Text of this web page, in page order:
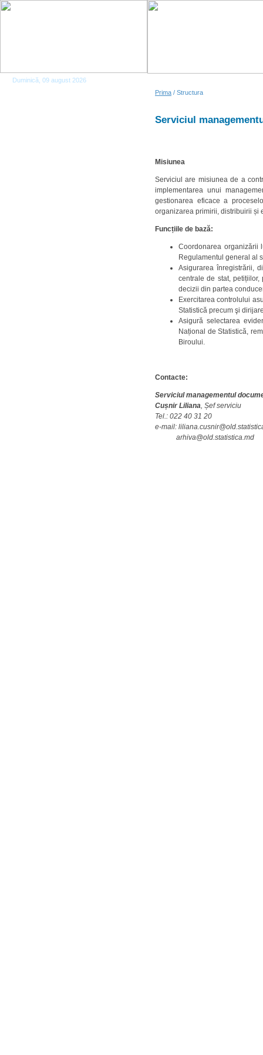
Duminică, 09 august 2026
Prima / Structura
Serviciul
Misiunea
Serviciul are misiunea de a
implementarea unui
gestionarea eficace a
organizarea primirii, distribuirii și
Funcțiile de bază:
Coordonarea organizării
Regulamentul general al
Asigurarea înregistrării,
centrale de stat,
decizii din partea
Exercitarea controlului
Statistică precum şi
Asigură selectarea
Național de Statistică,
Biroului.
Contacte:
Serviciul managementul
Cușnir Liliana, Șef serviciu
Tel.: 022 40 31 20
e-mail:
arhiva@old.statistica.md